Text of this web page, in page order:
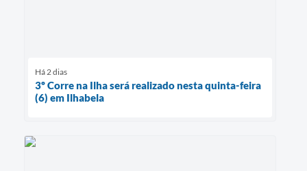
Há 2 dias
3º Corre na Ilha será realizado nesta quinta-feira
(6) em Ilhabela